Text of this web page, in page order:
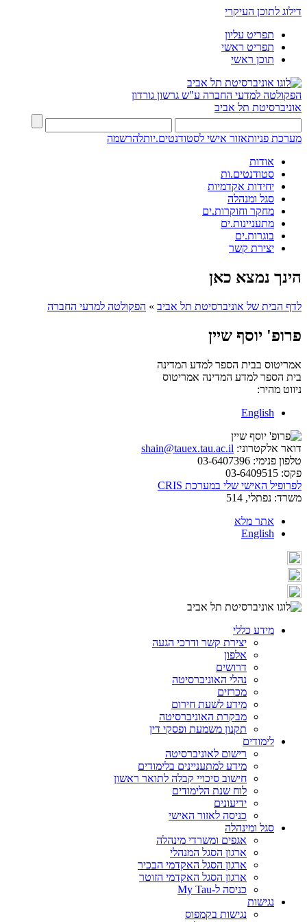
דילוג לתוכן העיקרי
תפריט עליון
תפריט ראשי
תוכן ראשי
הפקולטה למדעי החברה ע"ש גרשון גורדון
אוניברסיטת תל אביב
מערכת פניותאזור אישי לסטודנטים.יותלהרשמה
אודות
סטודנטים.ות
יחידות אקדמיות
סגל ומנהלה
מחקר וחוקרות.ים
מתעניינות.ים
בוגרות.ים
יצירת קשר
הינך נמצא כאן
לדף הבית של אוניברסיטת תל אביב » הפקולטה למדעי החברה
פרופ' יוסף שיין
אמריטוס בבית הספר למדע המדינה
בית הספר למדע המדינה אמריטוס
ניווט מהיר:
English
דואר אלקטרוני: shain@tauex.tau.ac.il
טלפון פנימי:
פקס:
לפרופיל האישי שלי במערכת CRIS
משרד: נפתלי, 514
אתר מלא
English
מידע כללי
יצירת קשר ודרכי הגעה
אלפון
דרושים
נהלי האוניברסיטה
מכרזים
מידע לשעת חירום
מבקרת האוניברסיטה
תקנון משמעת ופסקי דין
לימודים
רישום לאוניברסיטה
מידע למתעניינים בלימודים
חישוב סיכויי קבלה לתואר ראשון
לוח שנת הלימודים
ידיעונים
כניסה לאזור האישי
סגל ומינהלה
אגפים ומשרדי מינהלה
ארגון הסגל המנהלי
ארגון הסגל האקדמי הבכיר
ארגון הסגל האקדמי הזוטר
כניסה ל-My Tau
נגישות
נגישות בקמפוס